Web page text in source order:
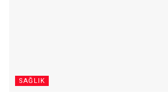
SAĞLIK